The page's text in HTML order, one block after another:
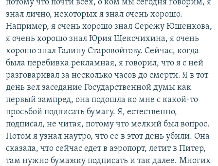
потому что почти всех, о ком мы сегодня говорим, я
знал лично, некоторых я знал очень хорошо.
Например, я очень хорошо знал Сережу Юшенкова,
я очень хорошо знал Юрия Щекочихина, я очень
хорошо знал Галину Старовойтову. Сейчас, когда
была перебивка рекламная, я говорил, что я с ней
разговаривал за несколько часов до смерти. Я в тот
день вел заседание Государственной думы как
первый зампред, она подошла ко мне с какой-то
просьбой подписать бумагу. Я, естественно,
подписал, не читая, потому что мелкий был вопрос.
Потом я узнал наутро, что ее в этот день убили. Она
сказала, что сейчас едет в аэропорт, летит в Питер,
там нужно бумажку подписать и так далее. Многих